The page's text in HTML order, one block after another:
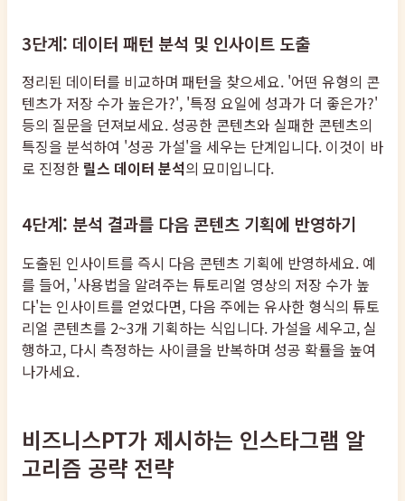
3단계: 데이터 패턴 분석 및 인사이트 도출
정리된 데이터를 비교하며 패턴을 찾으세요. '어떤 유형의 콘
텐츠가 저장 수가 높은가?', '특정 요일에 성과가 더 좋은가?'
등의 질문을 던져보세요. 성공한 콘텐츠와 실패한 콘텐츠의
특징을 분석하여 '성공 가설'을 세우는 단계입니다. 이것이 바
로 진정한 릴스 데이터 분석의 묘미입니다.
4단계: 분석 결과를 다음 콘텐츠 기획에 반영하기
도출된 인사이트를 즉시 다음 콘텐츠 기획에 반영하세요. 예
를 들어, '사용법을 알려주는 튜토리얼 영상의 저장 수가 높
다'는 인사이트를 얻었다면, 다음 주에는 유사한 형식의 튜토
리얼 콘텐츠를 2~3개 기획하는 식입니다. 가설을 세우고, 실
행하고, 다시 측정하는 사이클을 반복하며 성공 확률을 높여
나가세요.
비즈니스PT가 제시하는 인스타그램 알
고리즘 공략 전략